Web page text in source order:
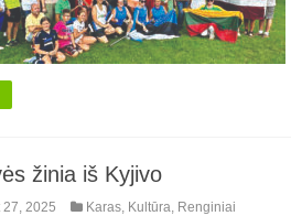
žinia iš Kyjivo
27, 2025 Karas, Kultūra Renginiai